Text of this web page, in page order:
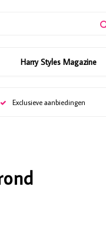
Harry Styles Magazine
Exclusieve aanbiedingen